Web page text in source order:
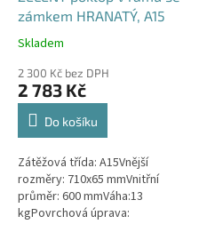
zámkem HRANATÝ, A15
Průměrné
produktu
je
5,0
hvězdiček.
Skladem
2 300 Kč bez DPH
2 783 Kč
Do košíku
Zátěžová třída: A15Vnější
rozměry: 710x65 mmVnitřní
průměr: 600 mmVáha:13
kgPovrchová úprava: